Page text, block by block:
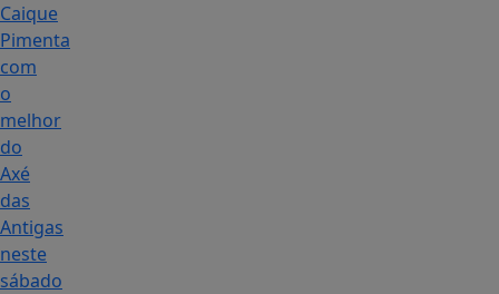
Caique
Pimenta
com
o
melhor
do
Axé
das
Antigas
neste
sábado